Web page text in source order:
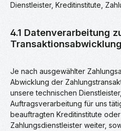
Dienstleister, Kreditinstitute,
4.1 Datenverarbeitung
Transaktionsabwicklung
Je nach ausgewählter
Abwicklung der
unsere technischen
Auftragsverarbeitung für uns
beauftragten Kreditinstitute
Zahlungsdienstleister weiter,